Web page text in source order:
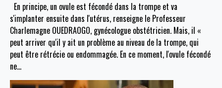
En principe, un ovule est fécondé dans la trompe et va
s'implanter ensuite dans l'utérus, renseigne le Professeur
Charlemagne OUEDRAOGO, gynécologue obstétricien. Mais, il «
peut arriver qu'il y ait un problème au niveau de la trompe, qui
peut être rétrécie ou endommagée. En ce moment, l'ovule fécondé
ne…